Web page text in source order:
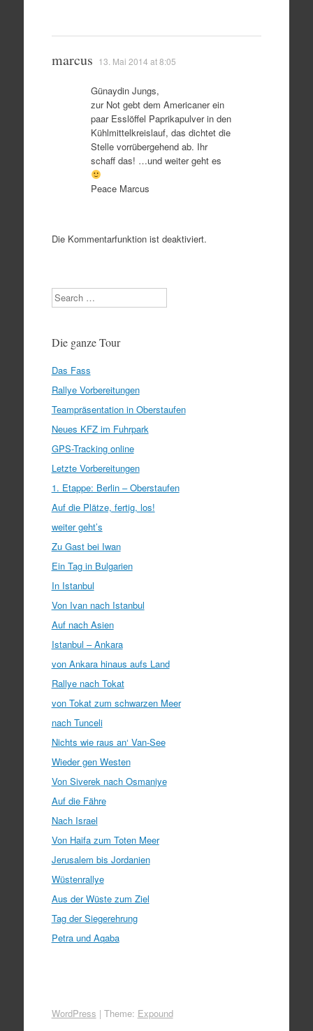
marcus 13. Mai 2014 at 8:05
Günaydin Jungs,
zur Not gebt dem Americaner ein
paar Esslöffel Paprikapulver in den
Kühlmittelkreislauf, das dichtet die
Stelle vorrübergehend ab. Ihr
schaff das! …und weiter geht es
Peace Marcus
Die Kommentarfunktion ist deaktiviert.
Search
Die ganze Tour
Das Fass
Rallye Vorbereitungen
Teampräsentation in Oberstaufen
Neues KFZ im Fuhrpark
GPS-Tracking online
Letzte Vorbereitungen
1. Etappe: Berlin – Oberstaufen
Auf die Plätze, fertig, los!
weiter geht’s
Zu Gast bei Iwan
Ein Tag in Bulgarien
In Istanbul
Von Ivan nach Istanbul
Auf nach Asien
Istanbul – Ankara
von Ankara hinaus aufs Land
Rallye nach Tokat
von Tokat zum schwarzen Meer
nach Tunceli
Nichts wie raus an‘ Van-See
Wieder gen Westen
Von Siverek nach Osmaniye
Auf die Fähre
Nach Israel
Von Haifa zum Toten Meer
Jerusalem bis Jordanien
Wüstenrallye
Aus der Wüste zum Ziel
Tag der Siegerehrung
Petra und Aqaba
WordPress | Theme: Expound